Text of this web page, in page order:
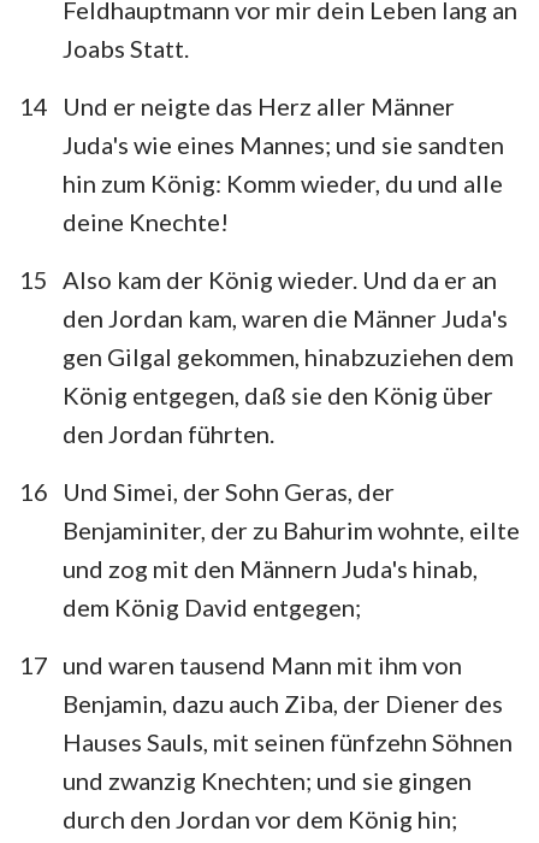
Feldhauptmann vor mir dein Leben lang an
Joabs Statt.
14
Und er neigte das Herz aller Männer
Juda's wie eines Mannes; und sie sandten
hin zum König: Komm wieder, du und alle
deine Knechte!
15
Also kam der König wieder. Und da er an
den Jordan kam, waren die Männer Juda's
gen Gilgal gekommen, hinabzuziehen dem
König entgegen, daß sie den König über
den Jordan führten.
16
Und Simei, der Sohn Geras, der
Benjaminiter, der zu Bahurim wohnte, eilte
und zog mit den Männern Juda's hinab,
dem König David entgegen;
17 und waren tausend Mann mit ihm von
Benjamin, dazu auch Ziba, der Diener des
Hauses Sauls, mit seinen fünfzehn Söhnen
und zwanzig Knechten; und sie gingen
durch den Jordan vor dem König hin;